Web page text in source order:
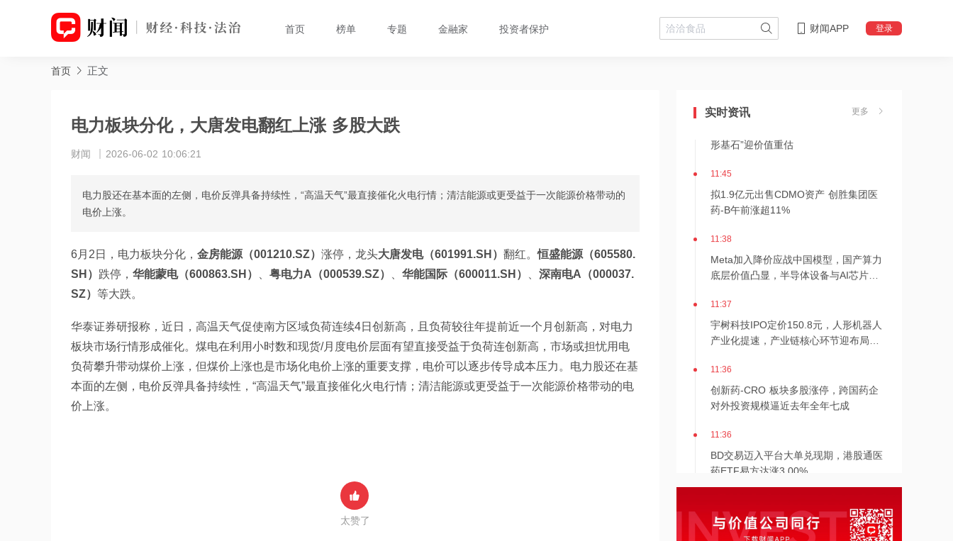
首页 榜单 专题 金融家 投资者保护 财闻APP 登录
首页 正文
电力板块分化，大唐发电翻红上涨 多股大跌
财闻 2026-06-02 10:06:21
电力股还在基本面的左侧，电价反弹具备持续性，“高温天气”最直接催化火电行情；清洁能源或更受益于一次能源价格带动的
电价上涨。
6月2日，电力板块分化， 金房能源（001210.SZ） 涨停，龙头大唐发电（601991.SH） 翻红。恒盛能源（605580.
SH） 跌停， 华能蒙电（600863.SH） 粤电力A（000539.SZ） 华能国际（600011.SH）
深南电A（000037.
SZ） 等大跌。
华泰证券研报称，近日，高温天气促使南方区域负荷连续4日创新高，且负荷较往年提前近一个月创新高，对电力
板块市场行情形成催化。煤电在利用小时数和现货/月度电价层面有望直接受益于负荷连创新高，市场或担忧用电
负荷攀升带动煤价上涨，但煤价上涨也是市场化电价上涨的重要支撑，电价可以逐步传导成本压力。电力股还在基
本面的左侧，电价反弹具备持续性，“高温天气”最直接催化火电行情；清洁能源或更受益于一次能源价格带动的电
价上涨。
太赞了
实时资讯 更多
11:47
形基石”迎价值重估
11:45
拟1.9亿元出售CDMO资产 创胜集团医
药-B午前涨超11%
11:38
Meta加入降价应战中国模型，国产算力
底层价值凸显，半导体设备与AI芯片双
11:37
宇树科技IPO定价150.8元，人形机器人
产业化提速，产业链核心环节迎布局窗
11:36
创新药‑CRO 板块多股涨停，跨国药企
对外投资规模逼近去年全年七成
11:36
BD交易迈入平台大单兑现期，港股通医
药ETF易方达涨3.00%
创新药从卖故事转向数据与商业化兑
现，生物科技ETF易方达涨3.08%